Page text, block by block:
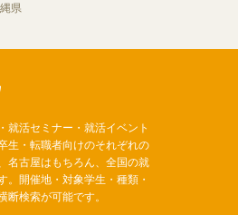
県
就活セミナー・就活イベント
生・転職者向けのそれぞれの
名古屋はもちろん、全国の就
。開催地・対象学生・種類・
断検索が可能です。